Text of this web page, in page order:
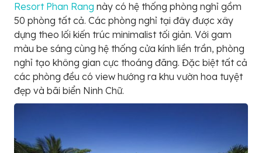
Resort Phan Rang này có hệ thống phòng nghỉ gồm
50 phòng tất cả. Các phòng nghỉ tại đây được xây
dựng theo lối kiến trúc minimalist tối giản. Với gam
màu be sáng cùng hệ thống cửa kính liền trần, phòng
nghỉ tạo không gian cực thoáng đãng. Đặc biệt tất cả
các phòng đều có view hướng ra khu vườn hoa tuyệt
đẹp và bãi biển Ninh Chữ.